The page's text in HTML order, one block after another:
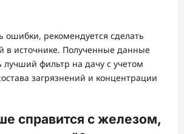
ошибки, рекомендуется сделать
в источнике. Полученные данные
лучший фильтр на дачу с учетом
загрязнений и концентрации
справится с железом,